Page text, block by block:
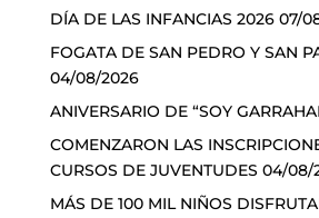
DÍA DE LAS INFANCIAS 2026 07/
FOGATA DE SAN PEDRO Y SAN
04/08/2026
ANIVERSARIO DE “SOY
COMENZARON LAS
CURSOS DE JUVENTUDES 04/08/
MÁS DE 100 MIL NIÑOS